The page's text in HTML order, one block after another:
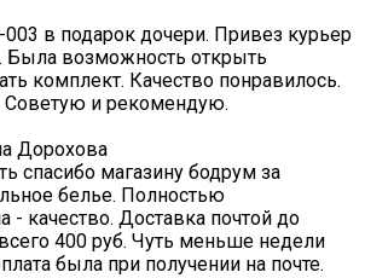
в подарок дочери. Привез курьер
Была возможность открыть
комплект. Качество понравилось.
Советую и рекомендую.
Дорохова
спасибо магазину бодрум за
белье. Полностью
- качество. Доставка почтой до
400 руб. Чуть меньше недели
была при получении на почте.